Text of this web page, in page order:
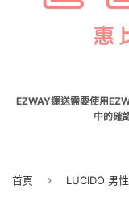
EZWAY運送需要使用
中的確
首頁 › LUCIDO 男